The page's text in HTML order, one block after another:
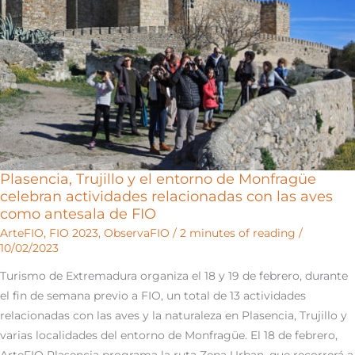
desde
Monfragüe
Plasencia, Trujillo y el entorno de Monfragüe
celebran actividades relacionadas con las aves
como antesala de FIO
ArteFIO, FIO 2023, ObservaFIO / 2 minutes of reading /
10/02/2023
Turismo de Extremadura organiza el 18 y 19 de febrero, durante
el fin de semana previo a FIO, un total de 13 actividades
relacionadas con las aves y la naturaleza en Plasencia, Trujillo y
varias localidades del entorno de Monfragüe. El 18 de febrero,